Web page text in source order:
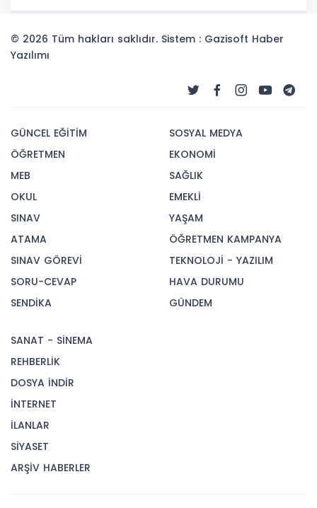
© 2026 Tüm hakları saklıdır. Sistem : Gazisoft Haber
Yazılımı
GÜNCEL EĞİTİM
ÖĞRETMEN
MEB
OKUL
SINAV
ATAMA
SINAV GÖREVİ
SORU-CEVAP
SENDİKA
SOSYAL MEDYA
EKONOMİ
SAĞLIK
EMEKLİ
YAŞAM
ÖĞRETMEN KAMPANYA
TEKNOLOJİ - YAZILIM
HAVA DURUMU
GÜNDEM
SANAT - SİNEMA
REHBERLİK
DOSYA İNDİR
İNTERNET
İLANLAR
SİYASET
ARŞİV HABERLER